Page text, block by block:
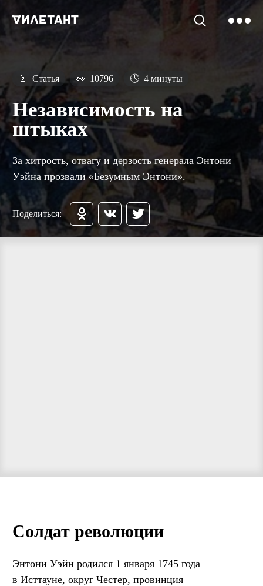
📄 Статья 👀 10796 🕓 4 минуты
Независимость на
штыках
За хитрость, отвагу и дерзость генерала Энтони
Уэйна прозвали «Безумным Энтони».
Поделиться:
Солдат революции
Энтони Уэйн родился 1 января 1745 года
в Исттауне, округ Честер, провинция